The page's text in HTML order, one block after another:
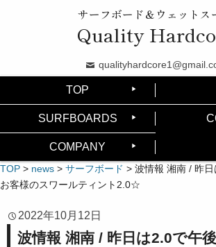
サーフボード＆ウェットス
Quality
TOP
SURFBOARDS
COMPANY
TOP > news > サーフボード > 波情報 湘南 / 昨
お客様のスワールティント2.0☆
2022年10月12日
波情報 湘南 / 昨日は2.0で午